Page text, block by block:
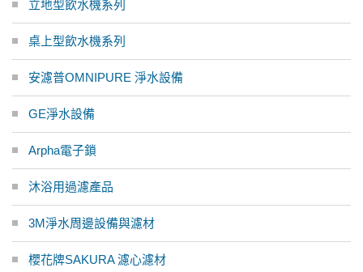
立地型飲水機系列
桌上型飲水機系列
安濾普OMNIPURE 淨水設備
GE淨水設備
Arpha電子鎖
沐浴用過濾產品
3M淨水周邊設備與濾材
櫻花牌SAKURA 濾心濾材